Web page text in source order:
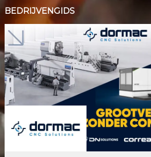
BEDRIJVENGIDS